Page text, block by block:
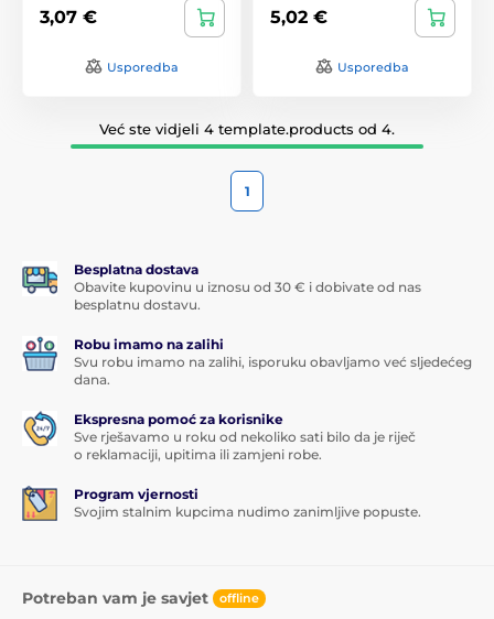
3,07 €
Usporedba
5,02 €
Usporedba
Već ste vidjeli 4 template.products od 4.
1
Besplatna dostava
Obavite kupovinu u iznosu od 30 € i dobivate od nas
besplatnu dostavu.
Robu imamo na zalihi
Svu robu imamo na zalihi, isporuku obavljamo već sljedećeg
dana.
Ekspresna pomoć za korisnike
Sve rješavamo u roku od nekoliko sati bilo da je riječ
o reklamaciji, upitima ili zamjeni robe.
Program vjernosti
Svojim stalnim kupcima nudimo zanimljive popuste.
Potreban vam je savjet offline